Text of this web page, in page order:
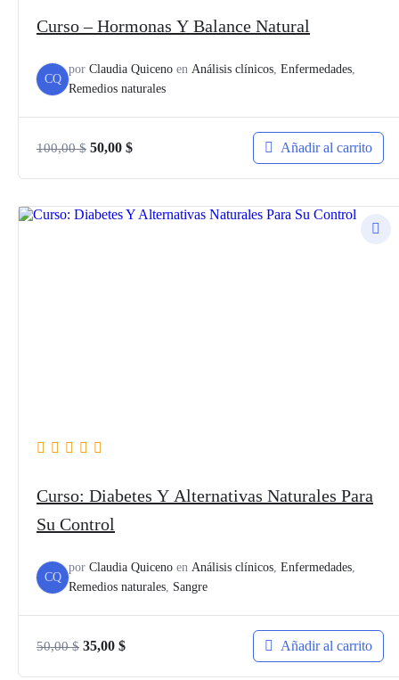
Curso – Hormonas Y Balance Natural
CQ
por Claudia Quiceno en Análisis clínicos Enfermedades
Remedios naturales
100,00$ El
era:
50,00 $El
es:
Añadir al carrito
Curso: Diabetes Y Alternativas Naturales Para
Su Control
CQ
por Claudia Quiceno en Análisis clínicos Enfermedades
Remedios naturales Sangre
50,00$ El
35,00 $El
Añadir al carrito